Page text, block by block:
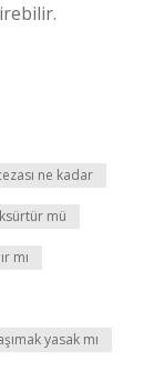
ne kadar
mü
mı
yasak mı